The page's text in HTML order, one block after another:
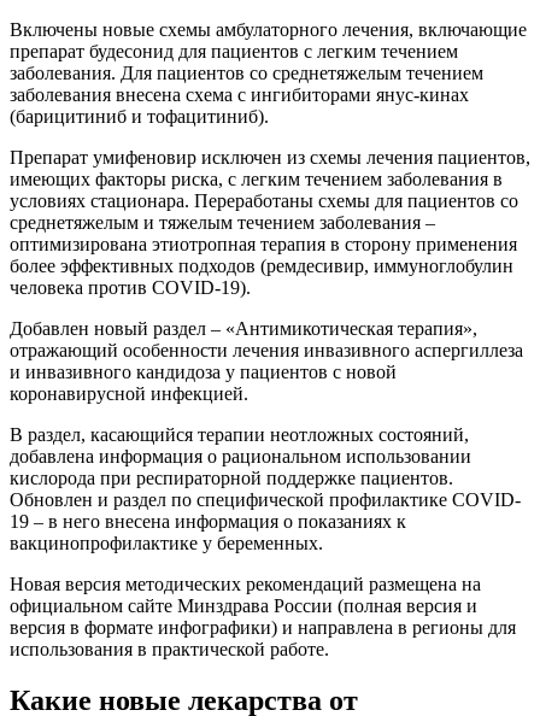
Включены новые схемы амбулаторного лечения, включающие
препарат будесонид для пациентов с легким течением
заболевания. Для пациентов со среднетяжелым течением
заболевания внесена схема с ингибиторами янус-кинах
(барицитиниб и тофацитиниб).
Препарат умифеновир исключен из схемы лечения пациентов,
имеющих факторы риска, с легким течением заболевания в
условиях стационара. Переработаны схемы для пациентов со
среднетяжелым и тяжелым течением заболевания –
оптимизирована этиотропная терапия в сторону применения
более эффективных подходов (ремдесивир, иммуноглобулин
человека против COVID-19).
Добавлен новый раздел – «Антимикотическая терапия»,
отражающий особенности лечения инвазивного аспергиллеза
и инвазивного кандидоза у пациентов с новой
коронавирусной инфекцией.
В раздел, касающийся терапии неотложных состояний,
добавлена информация о рациональном использовании
кислорода при респираторной поддержке пациентов.
Обновлен и раздел по специфической профилактике COVID-
19 – в него внесена информация о показаниях к
вакцинопрофилактике у беременных.
Новая версия методических рекомендаций размещена на
официальном сайте Минздрава России (полная версия и
версия в формате инфографики) и направлена в регионы для
использования в практической работе.
Какие новые лекарства от